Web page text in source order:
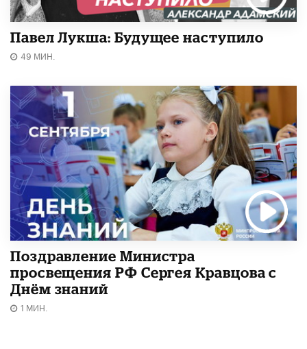
Павел Лукша: Будущее наступило
49 МИН.
Поздравление Министра
просвещения РФ Сергея Кравцова с
Днём знаний
1 МИН.